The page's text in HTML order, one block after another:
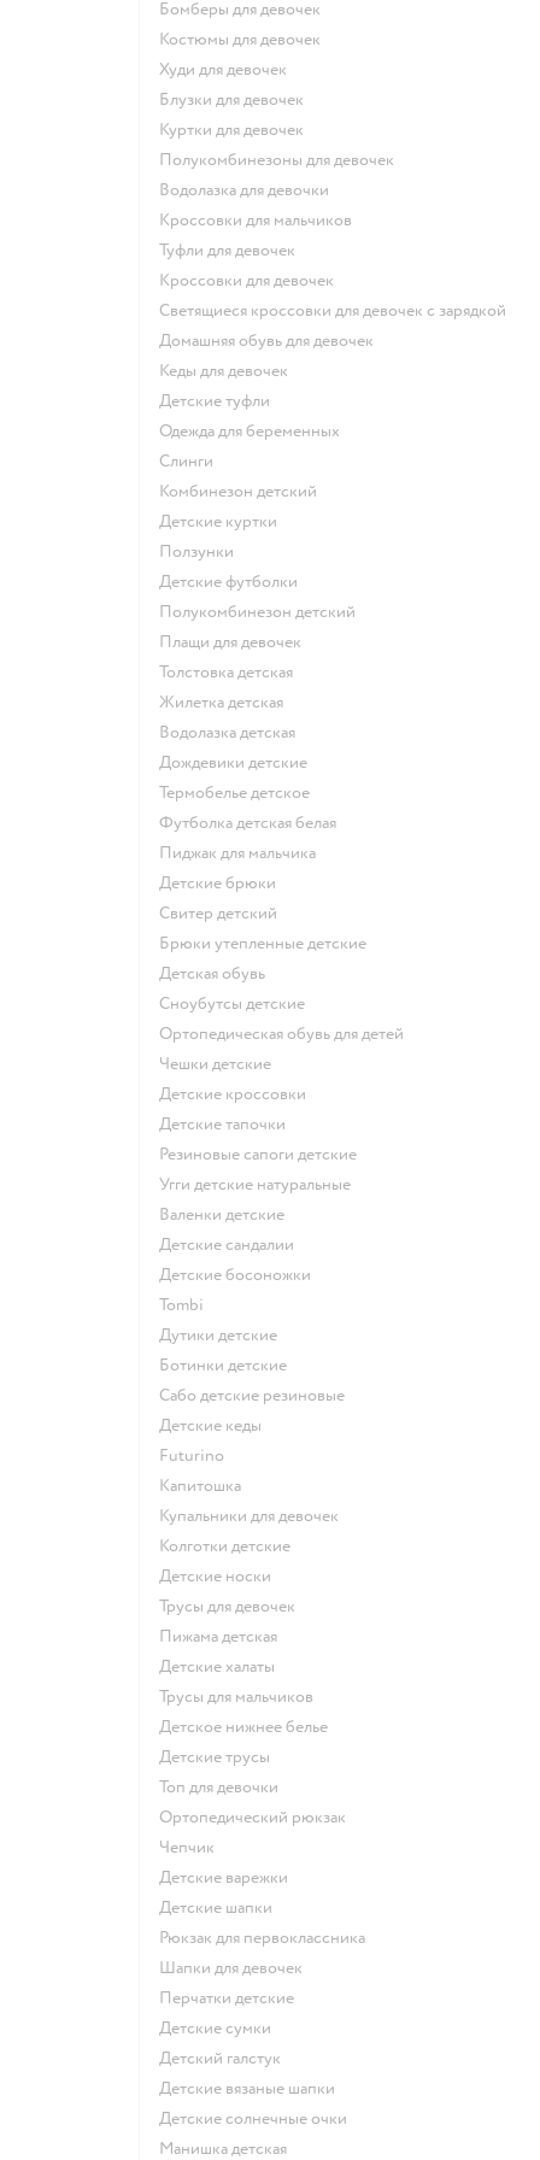
Бомберы для девочек
Костюмы для девочек
Худи для девочек
Блузки для девочек
Куртки для девочек
Полукомбинезоны для девочек
Водолазка для девочки
Кроссовки для мальчиков
Туфли для девочек
Кроссовки для девочек
Светящиеся кроссовки для девочек с зарядкой
Домашняя обувь для девочек
Кеды для девочек
Детские туфли
Одежда для беременных
Слинги
Комбинезон детский
Детские куртки
Ползунки
Детские футболки
Полукомбинезон детский
Плащи для девочек
Толстовка детская
Жилетка детская
Водолазка детская
Дождевики детские
Термобелье детское
Футболка детская белая
Пиджак для мальчика
Детские брюки
Свитер детский
Брюки утепленные детские
Детская обувь
Сноубутсы детские
Ортопедическая обувь для детей
Чешки детские
Детские кроссовки
Детские тапочки
Резиновые сапоги детские
Угги детские натуральные
Валенки детские
Детские сандалии
Детские босоножки
Tombi
Дутики детские
Ботинки детские
Сабо детские резиновые
Детские кеды
Futurino
Капитошка
Купальники для девочек
Колготки детские
Детские носки
Трусы для девочек
Пижама детская
Детские халаты
Трусы для мальчиков
Детское нижнее белье
Детские трусы
Топ для девочки
Ортопедический рюкзак
Чепчик
Детские варежки
Детские шапки
Рюкзак для первоклассника
Шапки для девочек
Перчатки детские
Детские сумки
Детский галстук
Детские вязаные шапки
Детские солнечные очки
Манишка детская